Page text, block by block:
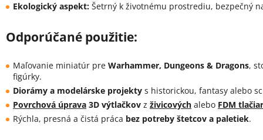
Ekologický aspekt: Šetrný k životnému prostrediu, bezpečný
Odporúčané použitie:
Maľovanie miniatúr pre Warhammer, Dungeons & Dragons,
figúrky.
Diorámy a modelárske projekty s historickou, fantasy alebo
Povrchová úprava 3D výtlačkov z živicových alebo FDM
Rýchla, presná a čistá práca bez potreby štetcov a paletiek.